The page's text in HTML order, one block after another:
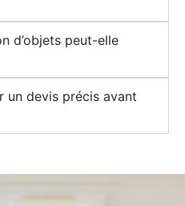
d’objets peut-elle
un devis précis avant